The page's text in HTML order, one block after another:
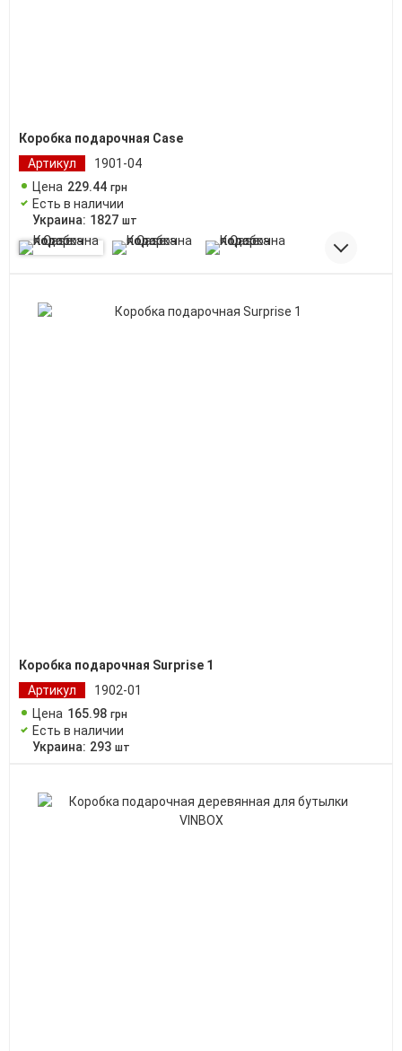
Коробка подарочная Case
Артикул
1901-04
Цена 229.44 грн
Есть в наличии
Украина: 1827 шт
Коробка подарочная Surprise 1
Артикул
1902-01
Цена 165.98 грн
Есть в наличии
Украина: 293 шт